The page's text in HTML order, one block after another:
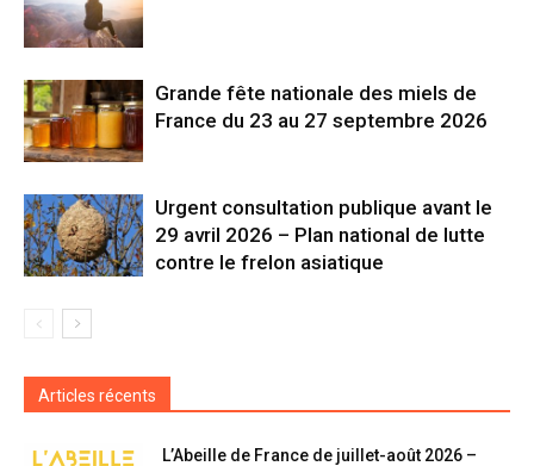
Grande fête nationale des miels de
France du 23 au 27 septembre 2026
Urgent consultation publique avant le
29 avril 2026 – Plan national de lutte
contre le frelon asiatique
Articles récents
L’Abeille de France de juillet-août 2026 –